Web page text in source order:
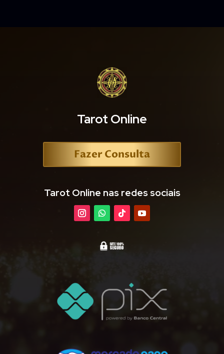
Tarot Online
Fazer Consulta
Tarot Online nas redes sociais